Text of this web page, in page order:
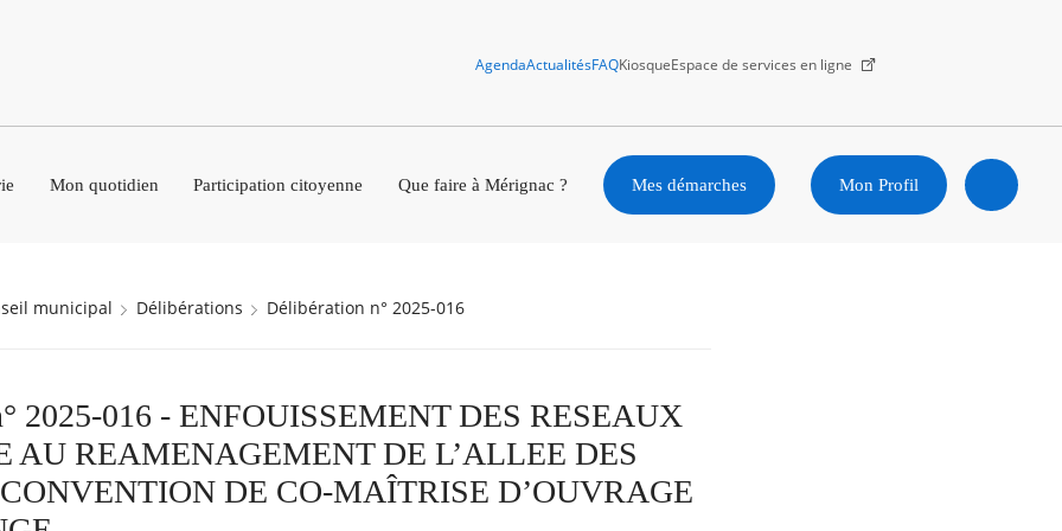
AgendaActualitésFAQKiosqueEspace de services en ligne
Mon quotidien Participation citoyenne Que faire à Mérignac ? Mes démarches Mon Profil
municipal Délibérations Délibération n° 2025-016
2025-016 - ENFOUISSEMENT DES RESEAUX
AU REAMENAGEMENT DE L’ALLEE DES
DE CO-MAÎTRISE D’OUVRAGE